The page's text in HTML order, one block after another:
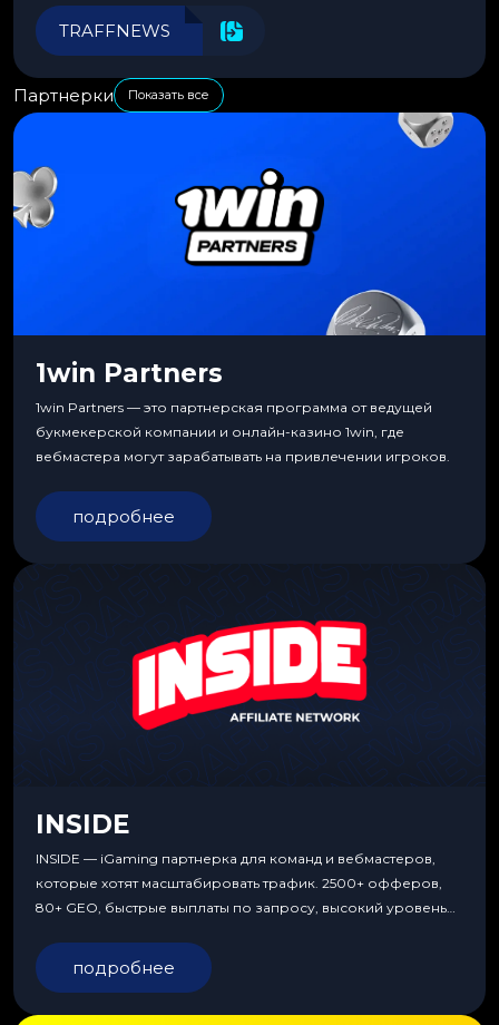
эффективности.
TRAFFNEWS
Партнерки Показать все
1win Partners
1win Partners — это партнерская программа от ведущей
букмекерской компании и онлайн-казино 1win, где
вебмастера могут зарабатывать на привлечении игроков.
подробнее
INSIDE
INSIDE — iGaming партнерка для команд и вебмастеров,
которые хотят масштабировать трафик. 2500+ офферов,
80+ GEO, быстрые выплаты по запросу, высокий уровень
подробнее